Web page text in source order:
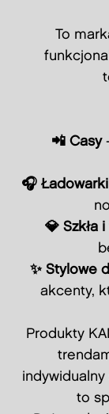
To
📲 Casy
🎧
💎 Szkła
✨ Stylowe
akcenty,
Produkty
indywidualny
to